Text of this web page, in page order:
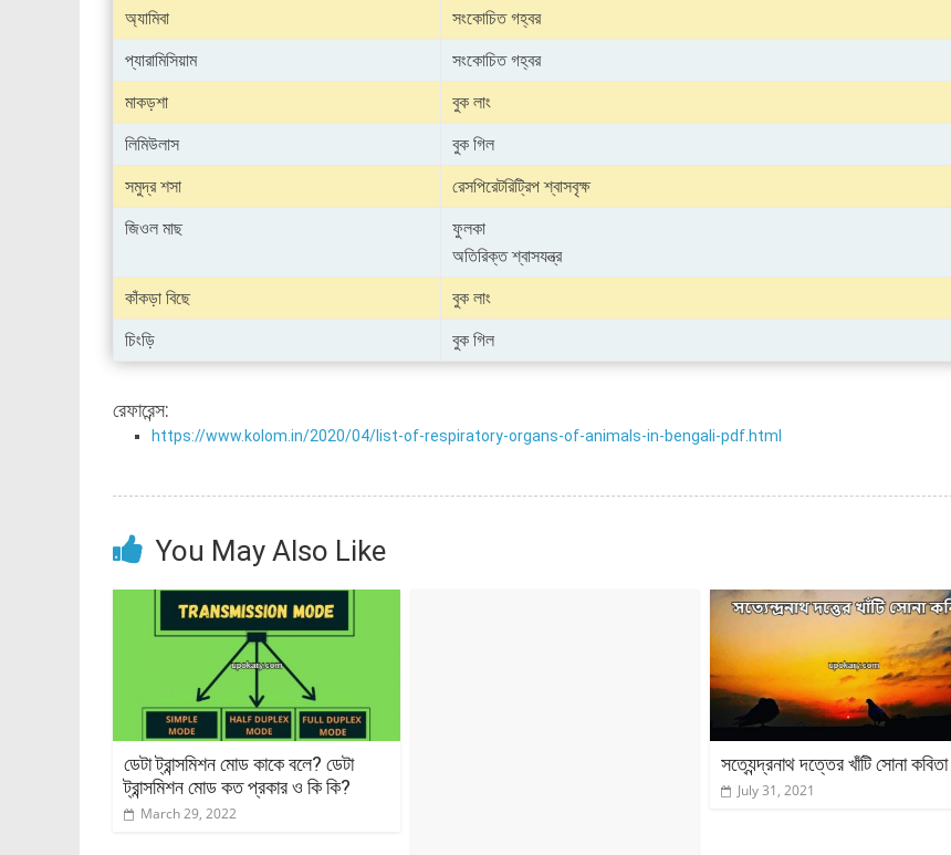
অ্যামিবা
সংকোচিত গহ্বর
প্যারামিসিয়াম
সংকোচিত গহ্বর
মাকড়শা
বুক লাং
লিমিউলাস
বুক গিল
সমুদ্র শসা
রেসপিরেটরিট্রিপ শ্বাসবৃক্ষ
জিওল মাছ
ফুলকা
অতিরিক্ত শ্বাসযন্ত্র
কাঁকড়া বিছে
বুক লাং
চিংড়ি
বুক গিল
রেফারেন্স:
https://www.kolom.in/2020/04/list-of-respiratory-organs-of-animals-in-bengali-pdf.html
You May Also Like
ডেটা ট্রান্সমিশন মোড কাকে বলে? ডেটা
ট্রান্সমিশন মোড কত প্রকার ও কি কি?
March 29, 2022
সত্যেন্দ্রনাথ দত্তের খাঁটি সোনা
July 31, 2021